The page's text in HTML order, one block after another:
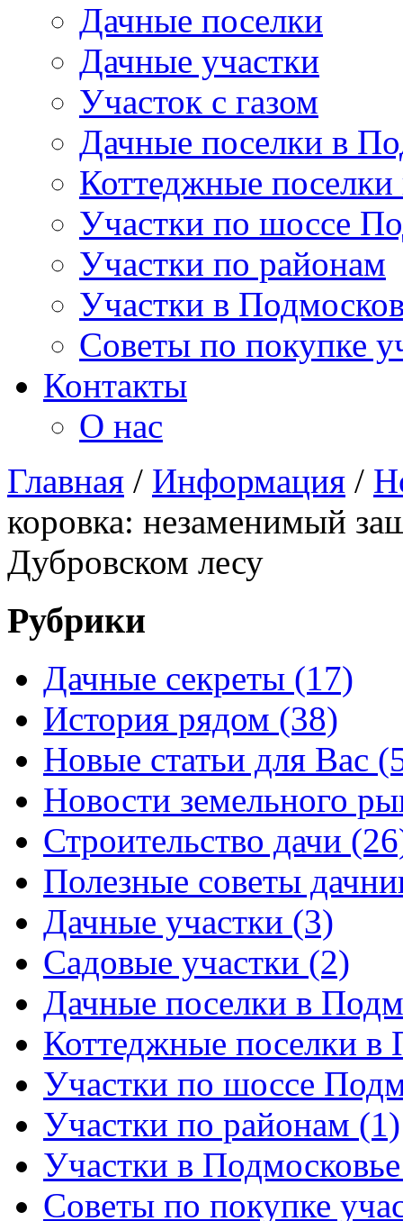
Дачные поселки
Дачные участки
Участок с газом
Дачные поселки в
Коттеджные
Участки по шоссе
Участки по районам
Участки в
Советы по покупке
Контакты
О нас
Главная / Информация /
коровка: незаменимый
Дубровском лесу
Рубрики
Дачные секреты (17)
История рядом (38)
Новые статьи для Вас
Новости земельного
Строительство дачи
Полезные советы
Дачные участки (3)
Садовые участки (2)
Дачные поселки в
Коттеджные поселки в
Участки по шоссе
Участки по районам (1)
Участки в
Советы по покупке